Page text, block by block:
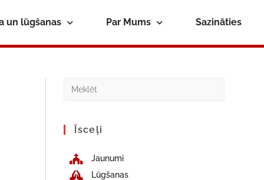
un lūgšanas Par Mums Sazināties
Īsceļi
Jaunumi
Lūgšanas